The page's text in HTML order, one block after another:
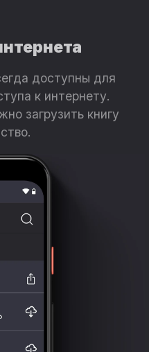
доступны для
к интернету.
загрузить книгу